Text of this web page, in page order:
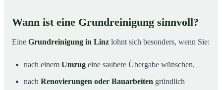
Wann ist eine Grundreinigung sinnvoll?
Eine Grundreinigung in Linz lohnt sich besonders, wenn Sie:
nach einem Umzug eine saubere Übergabe wünschen,
nach Renovierungen oder Bauarbeiten gründlich